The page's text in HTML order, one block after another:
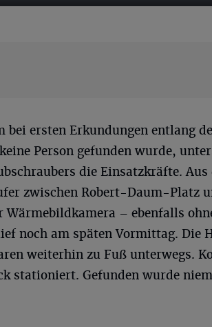
bei ersten Erkundungen entlang
Person gefunden wurde,
die Einsatzkräfte.
zwischen Robert-Daum-Platz
Wärmebildkamera – ebenfalls
noch am späten Vormittag. Die
weiterhin zu Fuß unterwegs.
stationiert. Gefunden wurde